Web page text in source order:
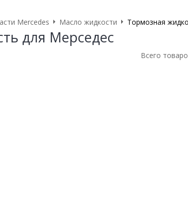
Mercedes Масло жидкости Тормозная
для Мерседес
Всего